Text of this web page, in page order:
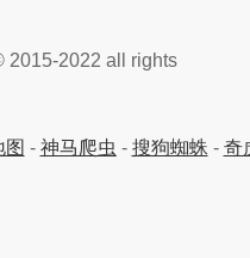
2015-2022 all rights
- 神马爬虫 - 搜狗蜘蛛 - 奇